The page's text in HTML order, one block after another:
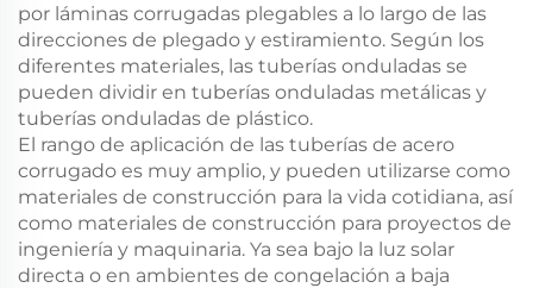
por láminas corrugadas plegables a lo largo de las
direcciones de plegado y estiramiento. Según los
diferentes materiales, las tuberías onduladas se
pueden dividir en tuberías onduladas metálicas y
tuberías onduladas de plástico.
El rango de aplicación de las tuberías de acero
corrugado es muy amplio, y pueden utilizarse como
materiales de construcción para la vida cotidiana, así
como materiales de construcción para proyectos de
ingeniería y maquinaria. Ya sea bajo la luz solar
directa o en ambientes de congelación a baja